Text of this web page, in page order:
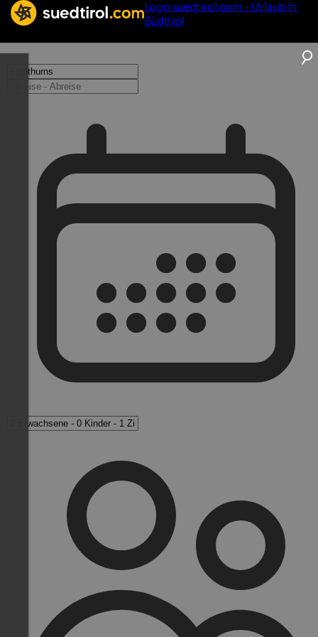
Logo suedtirol.com - Urlaub in
Südtirol